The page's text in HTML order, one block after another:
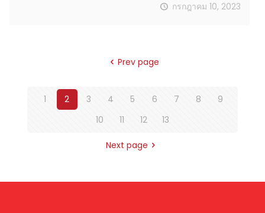
กรกฎาคม 10, 2023
Prev page
1 2 3 4 5 6 7 8
9
10
11 12 13
Next page